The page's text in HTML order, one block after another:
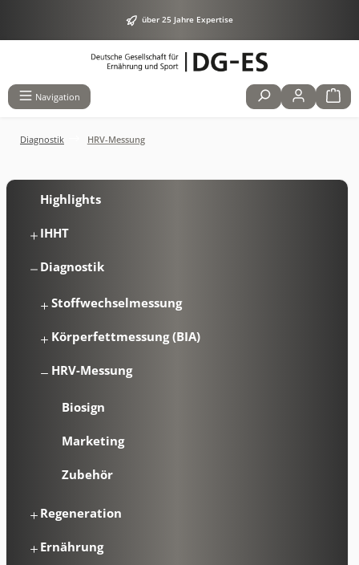
über 25 Jahre Expertise
Navigation
Diagnostik HRV-Messung
Highlights
IHHT
Diagnostik
Stoffwechselmessung
Körperfettmessung (BIA)
HRV-Messung
Biosign
Marketing
Zubehör
Regeneration
Ernährung